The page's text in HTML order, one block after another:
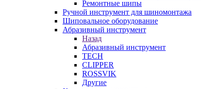
Ремонтные шипы
Ручной инструмент для шиномонтажа
Шиповальное оборудование
Абразивный инструмент
Назад
Абразивный инструмент
TECH
CLIPPER
ROSSVIK
Другие